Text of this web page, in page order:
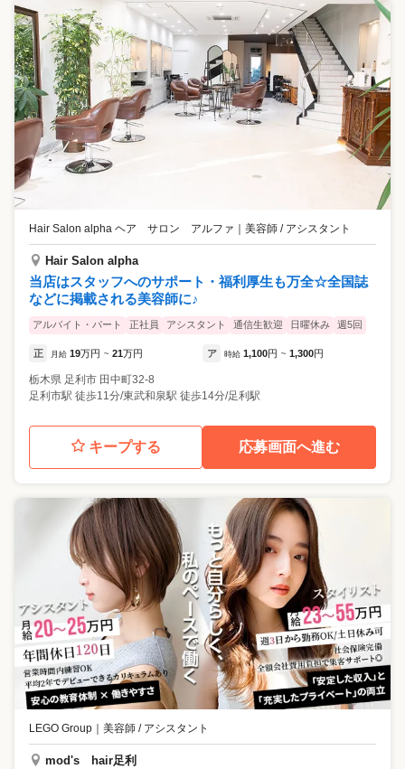
Hair Salon alpha ヘア サロン アルファ ｜ 美容師 / アシスタント
Hair Salon alpha
当店はスタッフへのサポート・福利厚生も万全☆全国誌
などに掲載される美容師に♪
アルバイト・パート 正社員 アシスタント 通信生歓迎 日曜休み 週5回
正 月給 19万円 ~ 21万円 ア 時給 1,100円 ~ 1,300円
栃木県 足利市 田中町32-8
足利市駅 徒歩11分/東武和泉駅 徒歩14分/足利駅
キープする 応募画面へ進む
LEGO Group 美容師 / アシスタント
mod's hair足利